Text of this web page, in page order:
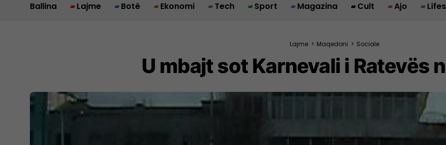
Ballina Lajme Botë Ekonomi Tech Sport Magazina Cult Ajo
Lajme > Maqedoni > Sociale
U mbajt sot Karnevali i Ratevës